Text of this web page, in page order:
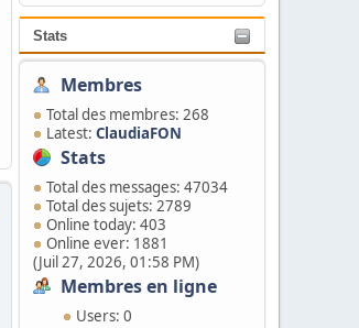
Stats
Membres
Total des membres: 268
Latest: ClaudiaFON
Stats
Total des messages: 47034
Total des sujets: 2789
Online today: 403
Online ever: 1881
(Juil 27, 2026, 01:58 PM)
Membres en ligne
Users: 0